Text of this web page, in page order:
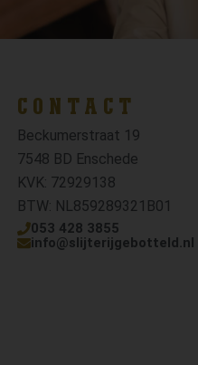
CONTACT
Beckumerstraat 19
7548 BD Enschede
KVK: 72929138
BTW: NL859289321B01
053 428 3855
info@slijterijgebotteld.nl